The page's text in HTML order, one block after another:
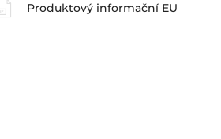
Produktový informační EU